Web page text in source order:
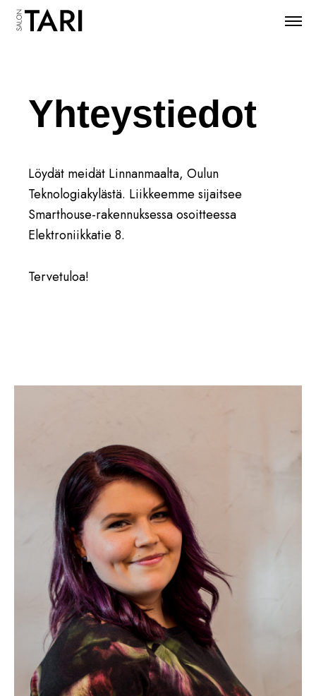
Yhteystiedot
Löydät meidät Linnanmaalta, Oulun
Teknologiakylästä. Liikkeemme sijaitsee
Smarthouse-rakennuksessa osoitteessa
Elektroniikkatie 8.
Tervetuloa!